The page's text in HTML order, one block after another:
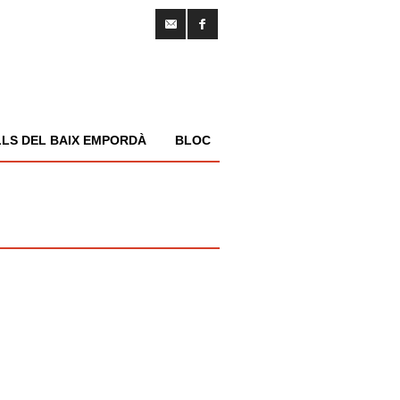
DEL BAIX EMPORDÀ BLOC